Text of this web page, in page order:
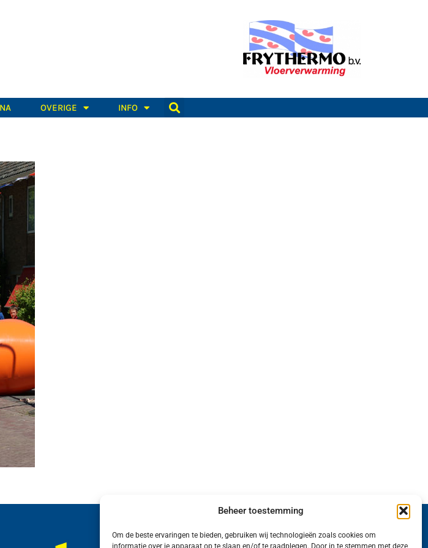
Beheer toestemming
Om de beste ervaringen te bieden, gebruiken wij technologieën zoals cookies om
informatie over je apparaat op te slaan en/of te raadplegen. Door in te stemmen met deze
OVERIGE INFO
Wij van FranekerActueel.nl verzorgen het nieuws